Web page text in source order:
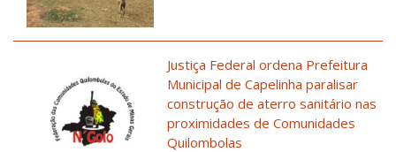
Justiça Federal ordena Prefeitura
Municipal de Capelinha paralisar
construção de aterro sanitário nas
proximidades de Comunidades
Quilombolas